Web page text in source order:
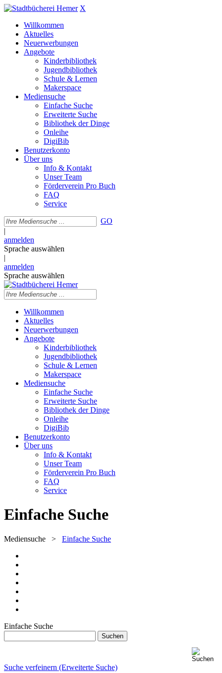
X
Willkommen
Aktuelles
Neuerwerbungen
Angebote
Kinderbibliothek
Jugendbibliothek
Schule & Lernen
Makerspace
Mediensuche
Einfache Suche
Erweiterte Suche
Bibliothek der Dinge
Onleihe
DigiBib
Benutzerkonto
Über uns
Info & Kontakt
Unser Team
Förderverein Pro Buch
FAQ
Service
GO
|
anmelden
Sprache auswählen
|
anmelden
Sprache auswählen
Willkommen
Aktuelles
Neuerwerbungen
Angebote
Kinderbibliothek
Jugendbibliothek
Schule & Lernen
Makerspace
Mediensuche
Einfache Suche
Erweiterte Suche
Bibliothek der Dinge
Onleihe
DigiBib
Benutzerkonto
Über uns
Info & Kontakt
Unser Team
Förderverein Pro Buch
FAQ
Service
Einfache Suche
Mediensuche > Einfache Suche
Einfache Suche
Suche verfeinern (Erweiterte Suche)